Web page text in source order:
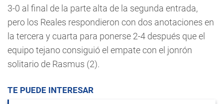
3-0 al final de la parte alta de la segunda entrada,
pero los Reales respondieron con dos anotaciones en
la tercera y cuarta para ponerse 2-4 después que el
equipo tejano consiguió el empate con el jonrón
solitario de Rasmus (2).
TE PUEDE INTERESAR